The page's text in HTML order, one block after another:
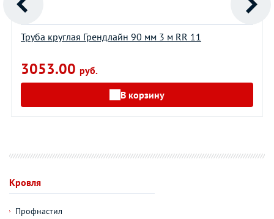
Труба круглая Грендлайн 90 мм 3 м RR 11
3053.00 руб.
В корзину
Кровля
Профнастил